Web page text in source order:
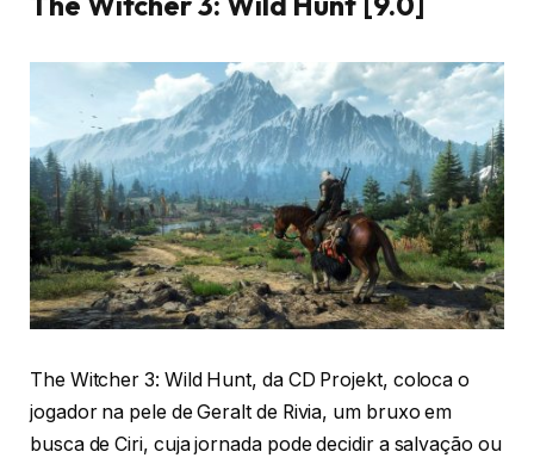
The Witcher 3: Wild Hunt, da CD Projekt, coloca o
jogador na pele de Geralt de Rivia, um bruxo em
busca de Ciri, cuja jornada pode decidir a salvação ou